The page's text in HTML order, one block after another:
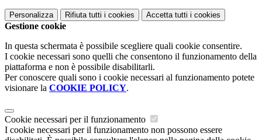
Personalizza Rifiuta tutti i cookies Accetta tutti i cookies
Gestione cookie
In questa schermata è possibile scegliere quali cookie consentire.
I cookie necessari sono quelli che consentono il funzionamento della
piattaforma e non è possibile disabilitarli.
Per conoscere quali sono i cookie necessari al funzionamento potete
visionare la COOKIE POLICY.
Cookie necessari per il funzionamento
I cookie necessari per il funzionamento non possono essere